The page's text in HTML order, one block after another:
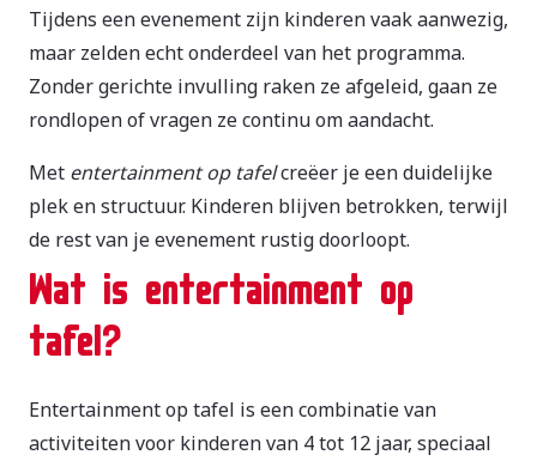
Tijdens een evenement zijn kinderen vaak aanwezig,
maar zelden echt onderdeel van het programma.
Zonder gerichte invulling raken ze afgeleid, gaan ze
rondlopen of vragen ze continu om aandacht.
Met entertainment op tafelcreëer je een duidelijke
plek en structuur. Kinderen blijven betrokken, terwijl
de rest van je evenement rustig doorloopt.
Wat is entertainment op
tafel?
Entertainment op tafel is een combinatie van
activiteiten voor kinderen van 4 tot 12 jaar, speciaal